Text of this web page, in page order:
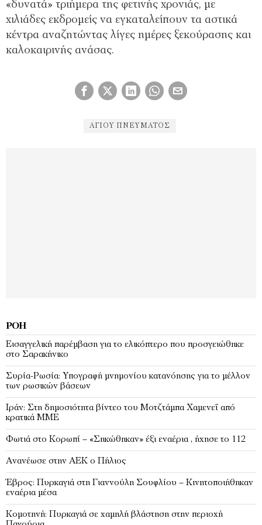
«δυνατά» τριήμερα της φετινής χρονιάς, με
χιλιάδες εκδρομείς να εγκαταλείπουν τα αστικά
κέντρα αναζητώντας λίγες ημέρες ξεκούρασης και
καλοκαιρινής ανάσας.
ΑΓΊΟΥ ΠΝΕΎΜΑΤΟΣ
ΡΟΉ
Εισαγγελική παρέμβαση για το ελικόπτερο που προσγειώθηκε
στο Σαρακήνικο
Συρία-Ρωσία: Υπογραφή μνημονίου κατανόησης για το μέλλον
των ρωσικών βάσεων
Ιράν: Στη δημοσιότητα βίντεο του Μοτζτάμπα Χαμενεΐ από
κρατικά ΜΜΕ
Φωτιά στο Κορωπί – «Σηκώθηκαν» έξι εναέρια , ήχησε το 112
Ανανέωσε στην ΑΕΚ ο Πήλιος
Έβρος: Πυρκαγιά στη Γιαννούλη Σουφλίου – Κινητοποιήθηκαν
εναέρια μέσα
Κομοτηνή: Πυρκαγιά σε χαμηλή βλάστηση στην περιοχή